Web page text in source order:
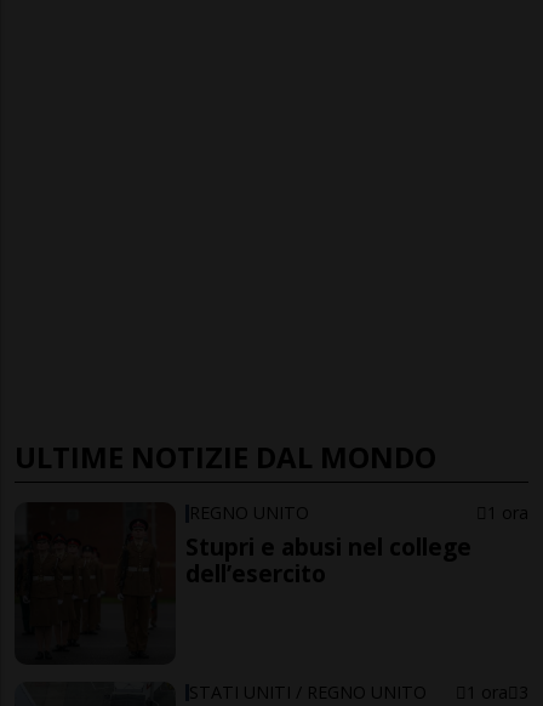
ULTIME NOTIZIE DAL MONDO
REGNO UNITO 1 ora
Stupri e abusi nel college
dell’esercito
STATI UNITI / REGNO UNITO 1 ora 3